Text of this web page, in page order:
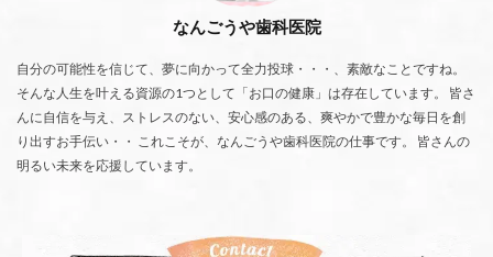
なんごうや歯科医院
自分の可能性を信じて、夢に向かって全力投球・・・、素敵なことですね。
そんな人生を叶える資源の1つとして「お口の健康」は存在しています。 皆さ
んに自信を与え、ストレスのない、安心感のある、爽やかで豊かな毎日を創
り出すお手伝い・・ これこそが、なんごうや歯科医院の仕事です。 皆さんの
明るい未来を応援しています。